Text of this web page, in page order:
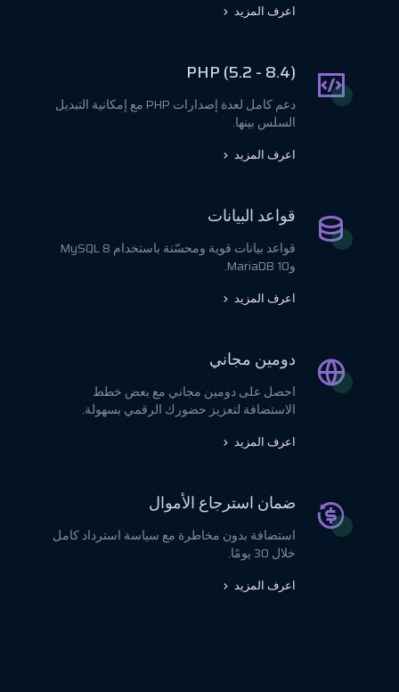
اعرف المزيد
PHP (5.2 - 8.4)
دعم كامل لعدة إصدارات PHP مع إمكانية التبديل
السلس بينها.
اعرف المزيد
قواعد البيانات
قواعد بيانات قوية ومحسّنة باستخدام MySQL 8
وMariaDB 10.
اعرف المزيد
دومين مجاني
احصل على دومين مجاني مع بعض خطط
الاستضافة لتعزيز حضورك الرقمي بسهولة.
اعرف المزيد
ضمان استرجاع الأموال
استضافة بدون مخاطرة مع سياسة استرداد كامل
خلال 30 يومًا.
اعرف المزيد